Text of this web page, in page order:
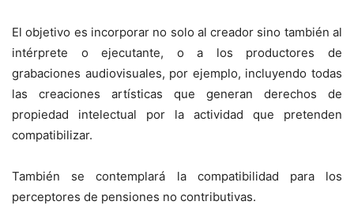
El objetivo es incorporar no solo al creador sino también al
intérprete o ejecutante, o a los productores de
grabaciones audiovisuales, por ejemplo, incluyendo todas
las creaciones artísticas que generan derechos de
propiedad intelectual por la actividad que pretenden
compatibilizar.
También se contemplará la compatibilidad para los
perceptores de pensiones no contributivas.